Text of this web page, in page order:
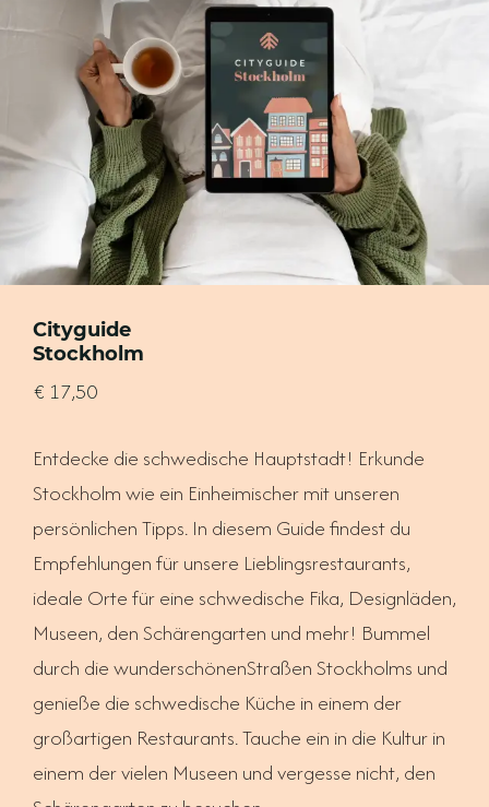
Cityguide
Stockholm
€ 17,50
Entdecke die schwedische Hauptstadt! Erkunde
Stockholm wie ein Einheimischer mit unseren
persönlichen Tipps. In diesem Guide findest du
Empfehlungen für unsere Lieblingsrestaurants,
ideale Orte für eine schwedische Fika, Designläden,
Museen, den Schärengarten und mehr! Bummel
durch die wunderschönenStraßen Stockholms und
genieße die schwedische Küche in einem der
großartigen Restaurants. Tauche ein in die Kultur in
einem der vielen Museen und vergesse nicht, den